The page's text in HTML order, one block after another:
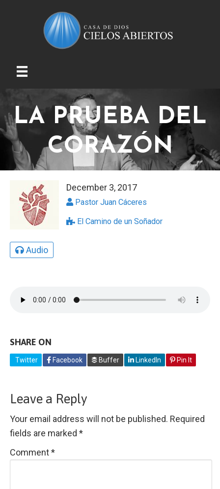
LA PRUEBA DEL
CORAZÓN
December 3, 2017
Pastor Juan Cáceres
El Camino de un Soñador
Audio
SHARE ON
Twitter Facebook Buffer LinkedIn Pin It
Leave a Reply
Your email address will not be published. Required
fields are marked *
Comment*